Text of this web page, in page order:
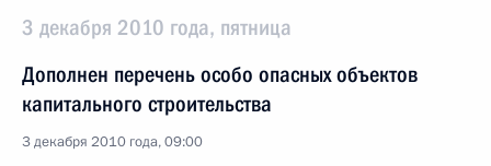
3 декабря 2010 года, пятница
Дополнен перечень особо опасных объектов
капитального строительства
3 декабря 2010 года, 09:00